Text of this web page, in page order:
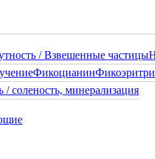
/ Взвешенные частицы
Фикоцианин
/ соленость, минерализация